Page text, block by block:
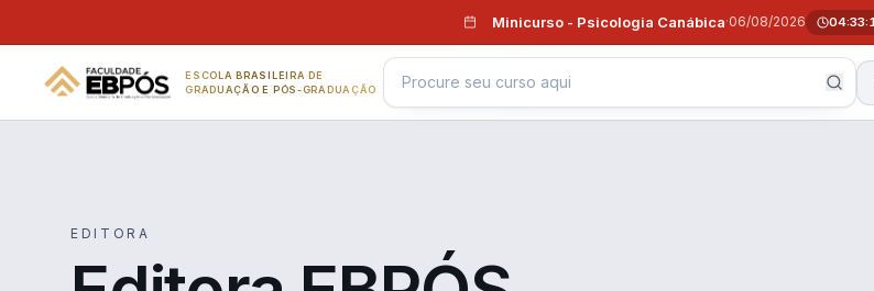
Minicurso - Psicologia Canábica·06/08/2026
ESCOLA BRASILEIRA DE
GRADUAÇÃO E PÓS-GRADUAÇÃO
EDITORA